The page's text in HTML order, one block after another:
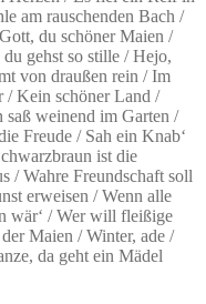
am rauschenden Bach /
du schöner Maien /
gehst so stille / Hejo,
von draußen rein / Im
/ Kein schöner Land /
saß weinend im Garten /
Freude / Sah ein Knab‘
ist die
/ Wahre Freundschaft soll
erweisen / Wenn alle
wär‘ / Wer will fleißige
Maien / Winter, ade /
da geht ein Mädel